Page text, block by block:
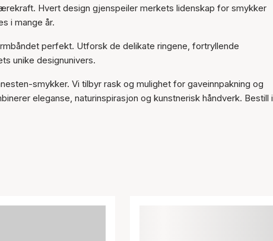
Hvert design gjenspeiler merkets lidenskap for smykker
i mange år.
perfekt. Utforsk de delikate ringene, fortryllende
unike designunivers.
smykker. Vi tilbyr rask og mulighet for gaveinnpakning og
eleganse, naturinspirasjon og kunstnerisk håndverk. Bestill i